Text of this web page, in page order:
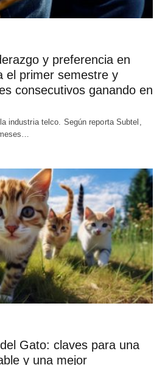
y preferencia en
el primer semestre y
consecutivos ganando en
industria telco. Según reporta Subtel,
Gato: claves para una
y una mejor